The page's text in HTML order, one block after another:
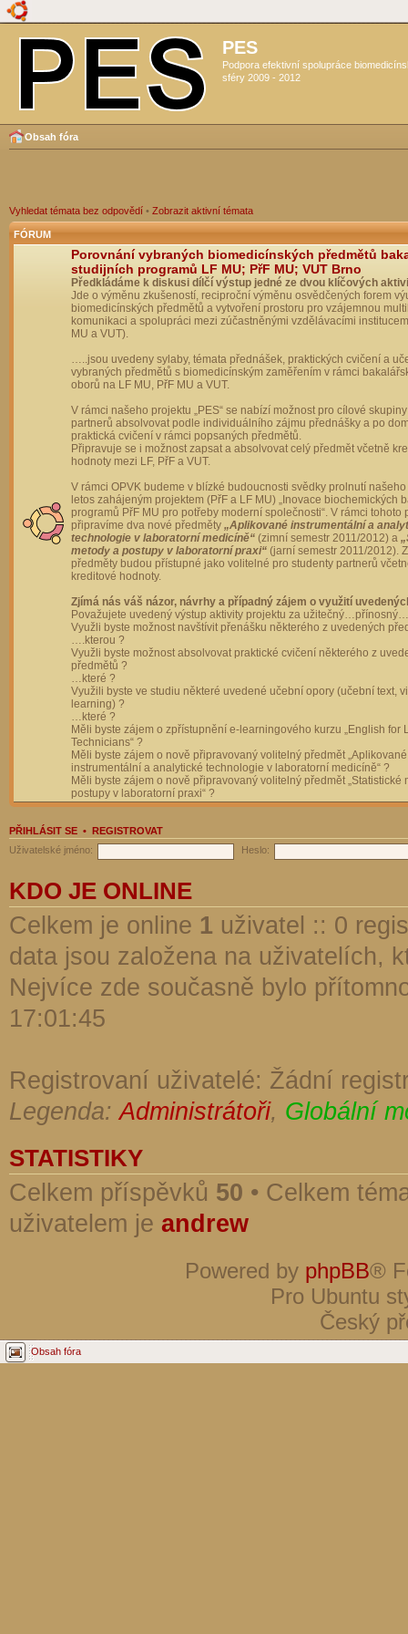
PES
Podpora efektivní spolupráce
sféry 2009 - 2012
Obsah fóra
Vyhledat témata bez odpovědí • Zobrazit aktivní témata
FÓRUM
Porovnání vybraných biomedicínských předmětů
studijních programů LF MU; PřF MU; VUT Brno
Předkládáme k diskusi dílčí výstup jedné ze dvou klíčových
Jde o výměnu zkušeností, reciproční výměnu osvědčených forem
biomedicínských předmětů a vytvoření prostoru pro vzájemnou
komunikaci a spolupráci mezi zúčastněnými vzdělávacími
MU a VUT).
…..jsou uvedeny sylaby, témata přednášek, praktických cvičení a
vybraných předmětů s biomedicínským zaměřením v rámci
oborů na LF MU, PřF MU a VUT.
V rámci našeho projektu „PES“ se nabízí možnost pro cílové
partnerů absolvovat podle individuálního zájmu přednášky a po
praktická cvičení v rámci popsaných předmětů.
Připravuje se i možnost zapsat a absolvovat celý předmět včetně
hodnoty mezi LF, PřF a VUT.
V rámci OPVK budeme v blízké budoucnosti svědky prolnutí
letos zahájeným projektem (PřF a LF MU) „Inovace biochemických
programů PřF MU pro potřeby moderní společnosti“. V rámci tohoto
připravíme dva nové předměty „Aplikované instrumentální a
technologie v laboratorní medicíně“ (zimní semestr 2011/2012) a
metody a postupy v laboratorní praxi“ (jarní semestr 2011/2012).
předměty budou přístupné jako volitelné pro studenty partnerů
kreditové hodnoty.
Zjímá nás váš názor, návrhy a případný zájem o využití
Považujete uvedený výstup aktivity projektu za
Využli byste možnost navštívit přenášku některého z uvedených
….kterou ?
Využli byste možnost absolvovat praktické cvičení některého z
předmětů ?
…které ?
Využili byste ve studiu některé uvedené učební opory (učební text,
learning) ?
…které ?
Měli byste zájem o zpřístupnění e-learningového kurzu „English for
Technicians“ ?
Měli byste zájem o nově připravovaný volitelný předmět „Aplikované
instrumentální a analytické technologie v laboratorní medicíně“ ?
Měli byste zájem o nově připravovaný volitelný předmět „Statistické
postupy v laboratorní praxi“ ?
PŘIHLÁSIT SE • REGISTROVAT
Uživatelské jméno:
Heslo:
KDO JE ONLINE
Celkem je online 1 uživatel :: 0
data jsou založena na uživatelích,
Nejvíce zde současně bylo
17:01:45
Registrovaní uživatelé: Žádní
Legenda:Administrátoři, Globální
STATISTIKY
Celkem příspěvků 50 • Celkem
uživatelem je andrew
Powered by phpBB®
Pro Ubuntu
Český
Obsah fóra